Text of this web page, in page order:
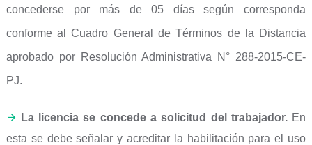
concederse por más de 05 días según corresponda
conforme al Cuadro General de Términos de la Distancia
aprobado por Resolución Administrativa N° 288-2015-CE-
PJ.
La licencia se concede a solicitud del trabajador. En
esta se debe señalar y acreditar la habilitación para el uso